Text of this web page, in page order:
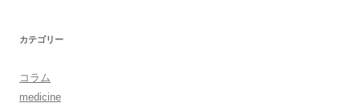
ゲ
シ
カテゴリー
コラム
medicine